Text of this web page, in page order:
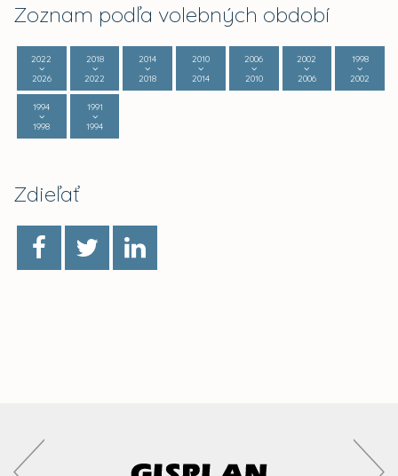
Zoznam podľa volebných období
2022
2026
2018
2022
2014
2018
2010
2014
2006
2010
2002
2006
1998
2002
1994
1998
1991
1994
Zdieľať